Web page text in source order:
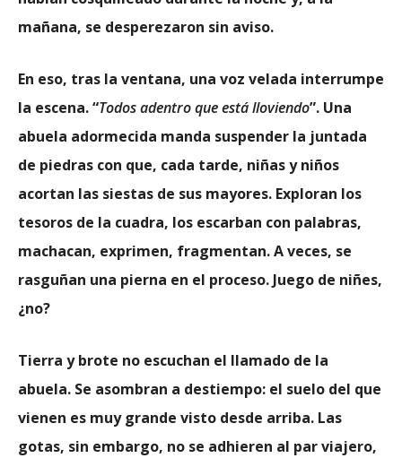
mañana, se desperezaron sin aviso.
En eso, tras la ventana, una voz velada interrumpe
la escena. “Todos adentro que está lloviendo”. Una
abuela adormecida manda suspender la juntada
de piedras con que, cada tarde, niñas y niños
acortan las siestas de sus mayores. Exploran los
tesoros de la cuadra, los escarban con palabras,
machacan, exprimen, fragmentan. A veces, se
rasguñan una pierna en el proceso. Juego de niñes,
¿no?
Tierra y brote no escuchan el llamado de la
abuela. Se asombran a destiempo: el suelo del que
vienen es muy grande visto desde arriba. Las
gotas, sin embargo, no se adhieren al par viajero,